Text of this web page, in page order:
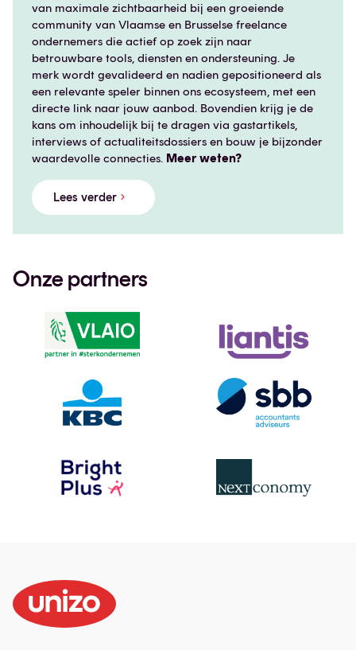
van maximale zichtbaarheid bij een groeiende
community van Vlaamse en Brusselse freelance
ondernemers die actief op zoek zijn naar
betrouwbare tools, diensten en ondersteuning. Je
merk wordt gevalideerd en nadien gepositioneerd als
een relevante speler binnen ons ecosysteem, met een
directe link naar jouw aanbod. Bovendien krijg je de
kans om inhoudelijk bij te dragen via gastartikels,
interviews of actualiteitsdossiers en bouw je bijzonder
waardevolle connecties. Meer weten?
Lees verder
Onze partners